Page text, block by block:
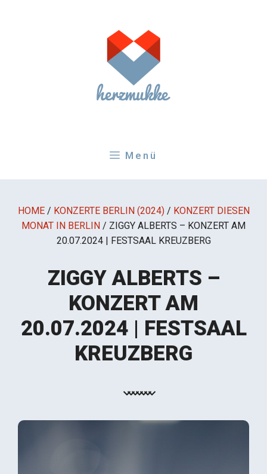
Menü
HOME / KONZERTE BERLIN (2024) / KONZERT DIESEN
MONAT IN BERLIN / ZIGGY ALBERTS – KONZERT AM
20.07.2024 | FESTSAAL KREUZBERG
ZIGGY ALBERTS –
KONZERT AM
20.07.2024 | FESTSAAL
KREUZBERG